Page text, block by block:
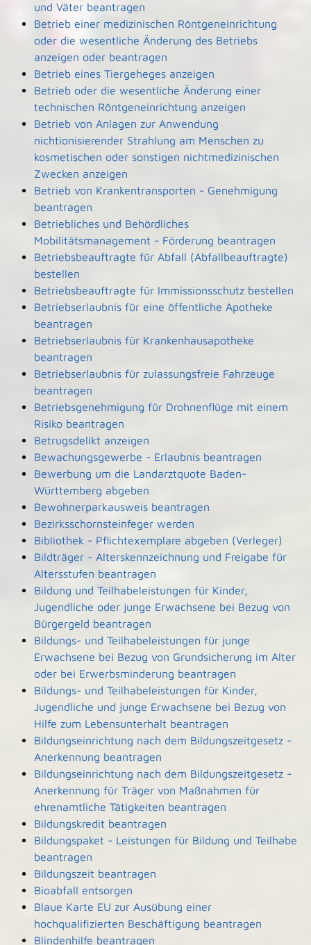
und Väter beantragen
Betrieb einer medizinischen Röntgeneinrichtung
oder die wesentliche Änderung des Betriebs
anzeigen oder beantragen
Betrieb eines Tiergeheges anzeigen
Betrieb oder die wesentliche Änderung einer
technischen Röntgeneinrichtung anzeigen
Betrieb von Anlagen zur Anwendung
nichtionisierender Strahlung am Menschen zu
kosmetischen oder sonstigen nichtmedizinischen
Zwecken anzeigen
Betrieb von Krankentransporten - Genehmigung
beantragen
Betriebliches und Behördliches
Mobilitätsmanagement - Förderung beantragen
Betriebsbeauftragte für Abfall (Abfallbeauftragte)
bestellen
Betriebsbeauftragte für Immissionsschutz bestellen
Betriebserlaubnis für eine öffentliche Apotheke
beantragen
Betriebserlaubnis für Krankenhausapotheke
beantragen
Betriebserlaubnis für zulassungsfreie Fahrzeuge
beantragen
Betriebsgenehmigung für Drohnenflüge mit einem
Risiko beantragen
Betrugsdelikt anzeigen
Bewachungsgewerbe - Erlaubnis beantragen
Bewerbung um die Landarztquote Baden-
Württemberg abgeben
Bewohnerparkausweis beantragen
Bezirksschornsteinfeger werden
Bibliothek - Pflichtexemplare abgeben (Verleger)
Bildträger - Alterskennzeichnung und Freigabe für
Altersstufen beantragen
Bildung und Teilhabeleistungen für Kinder,
Jugendliche oder junge Erwachsene bei Bezug von
Bürgergeld beantragen
Bildungs- und Teilhabeleistungen für junge
Erwachsene bei Bezug von Grundsicherung im Alter
oder bei Erwerbsminderung beantragen
Bildungs- und Teilhabeleistungen für Kinder,
Jugendliche und junge Erwachsene bei Bezug von
Hilfe zum Lebensunterhalt beantragen
Bildungseinrichtung nach dem Bildungszeitgesetz -
Anerkennung beantragen
Bildungseinrichtung nach dem Bildungszeitgesetz -
Anerkennung für Träger von Maßnahmen für
ehrenamtliche Tätigkeiten beantragen
Bildungskredit beantragen
Bildungspaket - Leistungen für Bildung und Teilhabe
beantragen
Bildungszeit beantragen
Bioabfall entsorgen
Blaue Karte EU zur Ausübung einer
hochqualifizierten Beschäftigung beantragen
Blindenhilfe beantragen